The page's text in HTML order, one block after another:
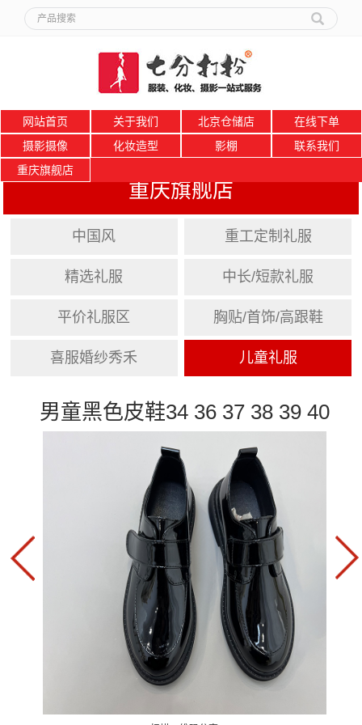
网站首页 关于我们 北京仓储店
在线下单
摄影摄像
化妆造型 影棚
联系我们
重庆旗舰店
重庆旗舰店
中国风 重工定制礼服
精选礼服 中长/短款礼服
平价礼服区 胸贴/首饰/高跟鞋
喜服婚纱秀禾 儿童礼服
男童黑色皮鞋34 36 37 38 39 40